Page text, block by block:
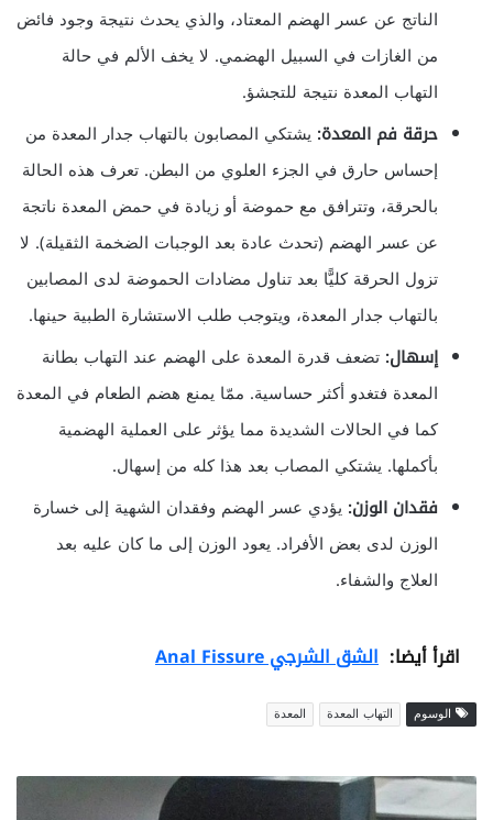
الناتج عن عسر الهضم المعتاد، والذي يحدث نتيجة وجود فائض
من الغازات في السبيل الهضمي. لا يخف الألم في حالة
التهاب المعدة نتيجة للتجشؤ.
حرقة فم المعدة: يشتكي المصابون بالتهاب جدار المعدة من
إحساس حارق في الجزء العلوي من البطن. تعرف هذه الحالة
بالحرقة، وتترافق مع حموضة أو زيادة في حمض المعدة ناتجة
عن عسر الهضم (تحدث عادة بعد الوجبات الضخمة الثقيلة). لا
تزول الحرقة كليًّا بعد تناول مضادات الحموضة لدى المصابين
بالتهاب جدار المعدة، ويتوجب طلب الاستشارة الطبية حينها.
إسهال: تضعف قدرة المعدة على الهضم عند التهاب بطانة
المعدة فتغدو أكثر حساسية. ممّا يمنع هضم الطعام في المعدة
كما في الحالات الشديدة مما يؤثر على العملية الهضمية
بأكملها. يشتكي المصاب بعد هذا كله من إسهال.
فقدان الوزن: يؤدي عسر الهضم وفقدان الشهية إلى خسارة
الوزن لدى بعض الأفراد. يعود الوزن إلى ما كان عليه بعد
العلاج والشفاء.
اقرأ أيضا: الشق الشرجي Anal Fissure
الوسوم التهاب المعدة المعدة
م
ا